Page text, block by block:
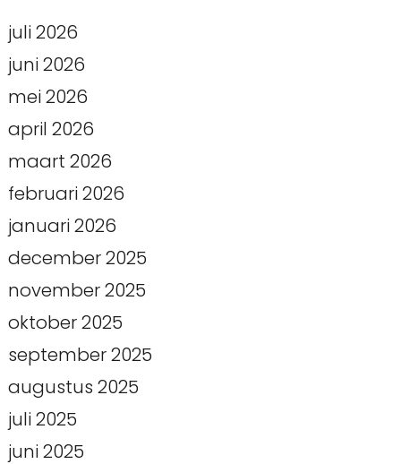
juli 2026
juni 2026
mei 2026
april 2026
maart 2026
februari 2026
januari 2026
december 2025
november 2025
oktober 2025
september 2025
augustus 2025
juli 2025
juni 2025